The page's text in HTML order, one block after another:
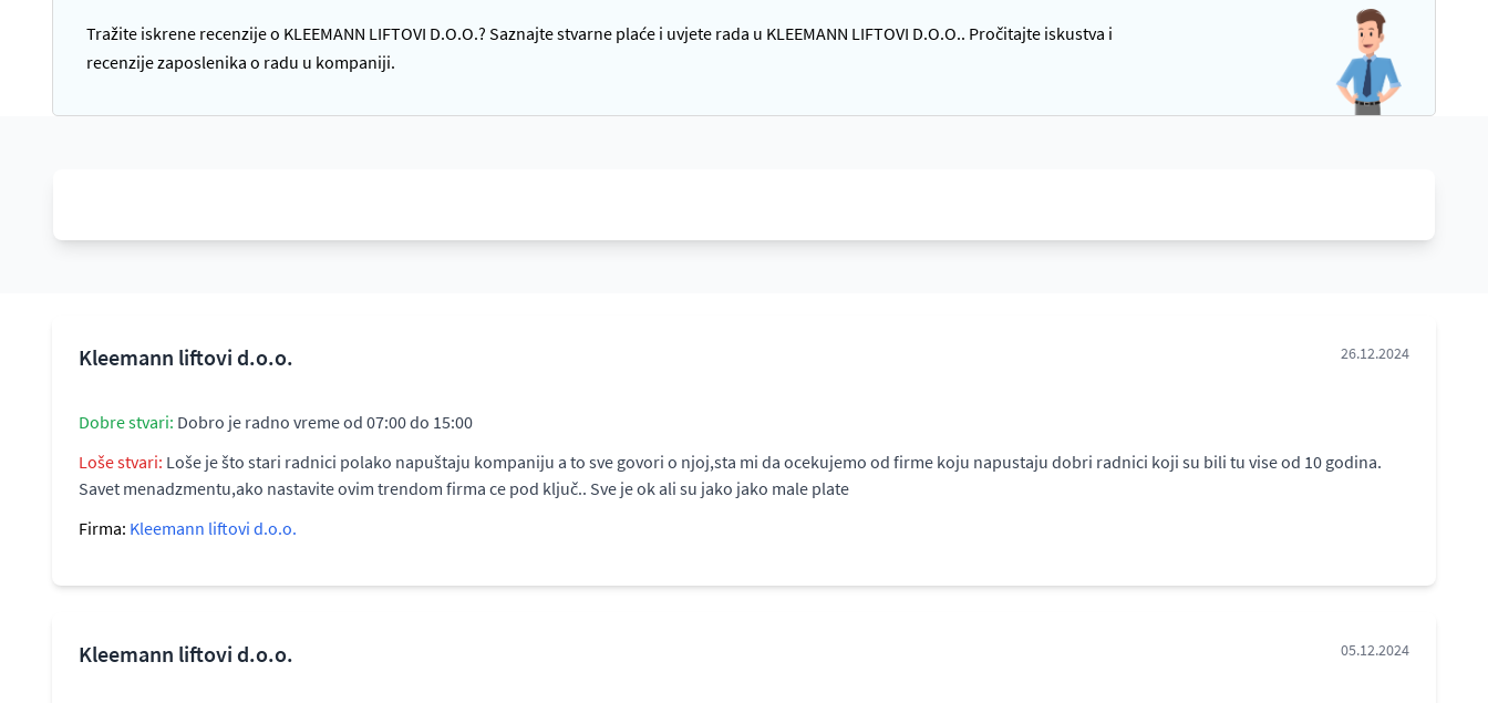
Tražite iskrene recenzije o KLEEMANN LIFTOVI D.O.O.? Saznajte stvarne plaće i uvjete rada u KLEEMANN LIFTOVI D.O.O.. Pročitajte iskustva i
recenzije zaposlenika o radu u kompaniji.
Kleemann liftovi d.o.o. 26.12.2024
Dobre stvari: Dobro je radno vreme od 07:00 do 15:00
Loše stvari: Loše je što stari radnici polako napuštaju kompaniju a to sve govori o njoj,sta mi da ocekujemo od firme koju napustaju dobri radnici koji su bili tu vise od 10 godina.
Savet menadzmentu,ako nastavite ovim trendom firma ce pod ključ.. Sve je ok ali su jako jako male plate
Firma: Kleemann liftovi d.o.o.
Kleemann liftovi d.o.o. 05.12.2024